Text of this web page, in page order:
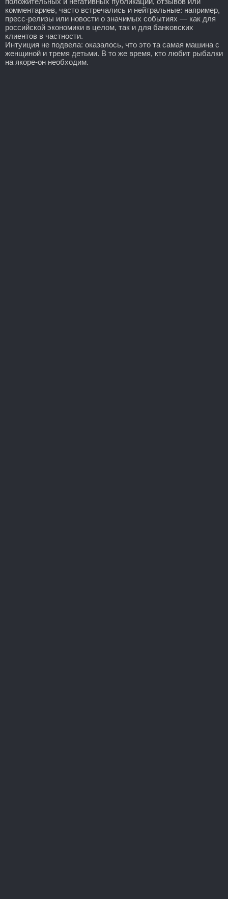
комментариев, часто встречались и нейтральные: например,
пресс-релизы или новости о значимых событиях — как для
российской экономики в целом, так и для банковских
клиентов в частности.
Интуиция не подвела: оказалось, что это та самая машина с
женщиной и тремя детьми. В то же время, кто любит рыбалки
на якоре-он необходим.